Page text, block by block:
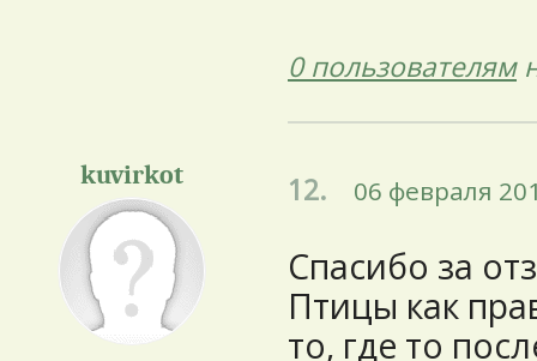
0 пользователям
kuvirkot 12. 06 февраля
Спасибо за
Птицы как
то, где то